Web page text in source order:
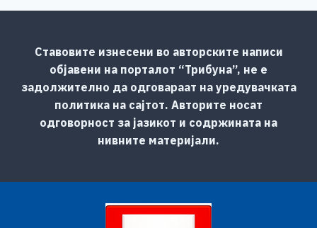
Ставовите изнесени во авторските написи
објавени на порталот “Трибуна”, не е
задолжително да одговараат на уредувачката
политика на сајтот. Авторите носат
одговорност за јазикот и содржината на
нивните материјали.